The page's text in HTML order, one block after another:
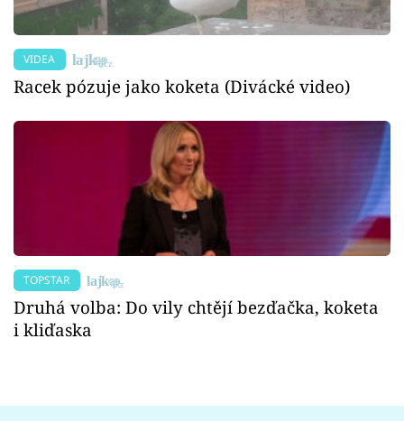
VIDEA
Racek pózuje jako koketa (Divácké video)
TOPSTAR
Druhá volba: Do vily chtějí bezďačka, koketa
i kliďaska